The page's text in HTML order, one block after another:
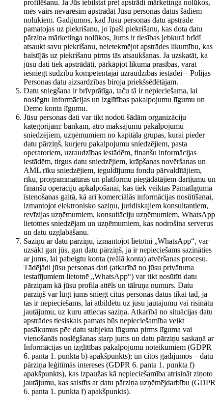
profilēšanu. Ja Jūs iebilstat pret apstrādi mārketinga nolūkos,
mēs vairs nevarēsim apstrādāt Jūsu personas datus šādiem
nolūkiem. Gadījumos, kad Jūsu personas datu apstrāde
pamatojas uz piekrišanu, jo īpaši piekrišanu, kas dota datu
pārziņa mārketinga nolūkos, Jums ir tiesības jebkurā brīdī
atsaukt savu piekrišanu, neietekmējot apstrādes likumību, kas
balstījās uz piekrišanu pirms tās atsaukšanas. Ja uzskatāt, ka
jūsu dati tiek apstrādāti, pārkāpjot likuma prasības, varat
iesniegt sūdzību kompetentajai uzraudzības iestādei – Polijas
Personas datu aizsardzības biroja priekšsēdētājam.
Datu sniegšana ir brīvprātīga, taču tā ir nepieciešama, lai
noslēgtu Informācijas un izglītības pakalpojumu līgumu un
Demo konta līgumu.
Jūsu personas dati var tikt nodoti šādām organizāciju
kategorijām: bankām, ātro maksājumu pakalpojumu
sniedzējiem, uzņēmumiem no kapitāla grupas, kurai pieder
datu pārziņš, kurjeru pakalpojumu sniedzējiem, pasta
operatoriem, uzraudzības iestādēm, finanšu informācijas
iestādēm, tirgus datu sniedzējiem, krāpšanas novēršanas un
AML rīku sniedzējiem, ieguldījumu fondu pārvaldītājiem,
rīku, programmatūras un platformu piegādātājiem darījumu un
finanšu operāciju apkalpošanai, kas tiek veiktas Pamatlīguma
īstenošanas gaitā, kā arī komerciālās informācijas nosūtīšanai,
izmantojot elektronisko saziņu, juridiskajiem konsultantiem,
revīzijas uzņēmumiem, konsultāciju uzņēmumiem, WhatsApp
lietotnes sniedzējam un uzņēmumiem, kas nodrošina serverus
un datu uzglabāšanu.
Saziņu ar datu pārziņu, izmantojot lietotni „WhatsApp“, var
uzsākt gan jūs, gan datu pārziņš, ja ir nepieciešams sazināties
ar jums, lai pabeigtu konta (reālā konta) atvēršanas procesu.
Tādējādi jūsu personas dati (atkarībā no jūsu privātuma
iestatījumiem lietotnē „WhatsApp“) var tikt nosūtīti datu
pārziņam kā jūsu profila attēls un tālruņa numurs. Datu
pārziņš var lūgt jums sniegt citus personas datus tikai tad, ja
tas ir nepieciešams, lai atbildētu uz jūsu jautājumu vai risinātu
jautājumu, uz kuru attiecas saziņa. Atkarībā no situācijas datu
apstrādes tiesiskais pamats būs nepieciešamība veikt
pasākumus pēc datu subjekta lūguma pirms līguma vai
vienošanās noslēgšanas starp jums un datu pārziņu saskaņā ar
Informācijas un izglītības pakalpojumu noteikumiem (GDPR
6. panta 1. punkta b) apakšpunkts); un citos gadījumos – datu
pārziņa leģitīmās intereses (GDPR 6. panta 1. punkta f)
apakšpunkts), kas izpaužas kā nepieciešamība atrisināt ziņoto
jautājumu, kas saistīts ar datu pārziņa uzņēmējdarbību (GDPR
6. panta 1. punkta f) apakšpunkts).